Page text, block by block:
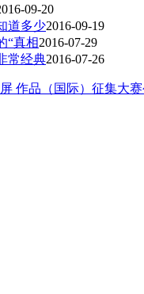
09-20
道多少2016-09-19
“真相2016-07-29
常经典2016-07-26